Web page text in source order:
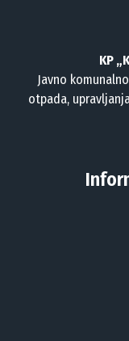
KP
Javno
otpada,